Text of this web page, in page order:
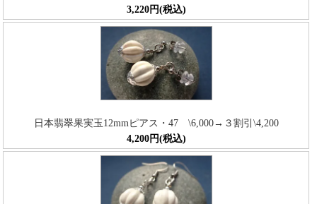
3,220円(税込)
日本翡翠果実玉12mmピアス・47 \6,000→３割引\4,200
4,200円(税込)